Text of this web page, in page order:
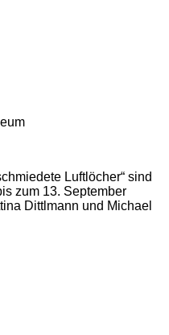
Luftlöcher“ sind
zum 13. September
Dittlmann und Michael